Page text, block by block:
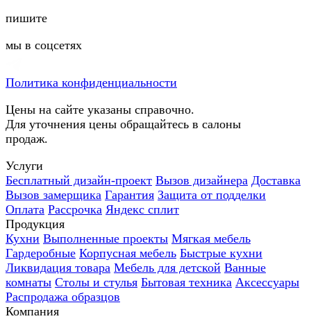
пишите
мы в соцсетях
Политика конфиденциальности
Цены на сайте указаны справочно.
Для уточнения цены обращайтесь в салоны
продаж.
Услуги
Бесплатный дизайн-проект Вызов дизайнера Доставка
Вызов замерщика Гарантия Защита от подделки
Оплата Рассрочка Яндекс сплит
Продукция
Кухни Выполненные проекты Мягкая мебель
Гардеробные Корпусная мебель Быстрые кухни
Ликвидация товара Мебель для детской Ванные
комнаты Столы и стулья Бытовая техника Аксессуары
Распродажа образцов
Компания